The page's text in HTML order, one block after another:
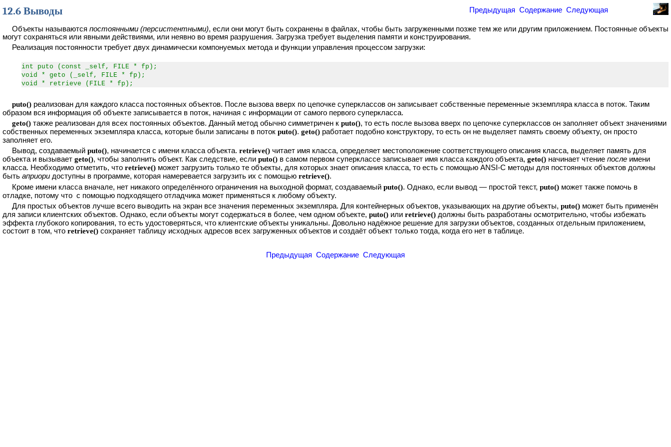
12.6 Выводы Предыдущая Содержание Следующая
Объекты называются постоянными (персистентными), если они могут быть сохранены в файлах, чтобы быть загруженными позже тем же или другим приложением. Постоянные объекты
могут сохраняться или явными действиями, или неявно во время разрушения. Загрузка требует выделения памяти и конструирования.
Реализация постоянности требует двух динамически компонуемых метода и функции управления процессом загрузки:
int puto (const _self, FILE * fp);
void * geto (_self, FILE * fp);
void * retrieve (FILE * fp);
puto() реализован для каждого класса постоянных объектов. После вызова вверх по цепочке суперклассов он записывает собственные переменные экземпляра класса в поток. Таким
образом вся информация об объекте записывается в поток, начиная с информации от самого первого суперкласса.
geto() также реализован для всех постоянных объектов. Данный метод обычно симметричен к puto(), то есть после вызова вверх по цепочке суперклассов он заполняет объект значениями
собственных переменных экземпляра класса, которые были записаны в поток puto(). geto() работает подобно конструктору, то есть он не выделяет память своему объекту, он просто
заполняет его.
Вывод, создаваемый puto(), начинается с имени класса объекта. retrieve() читает имя класса, определяет местоположение соответствующего описания класса, выделяет память для
объекта и вызывает geto(), чтобы заполнить объект. Как следствие, если puto() в самом первом суперклассе записывает имя класса каждого объекта, geto() начинает чтение после имени
класса. Необходимо отметить, что retrieve() может загрузить только те объекты, для которых знает описания класса, то есть с помощью ANSI-C методы для постоянных объектов должны
быть априори доступны в программе, которая намеревается загрузить их с помощью retrieve().
Кроме имени класса вначале, нет никакого определённого ограничения на выходной формат, создаваемый puto(). Однако, если вывод — простой текст, puto() может также помочь в
отладке, потому что с помощью подходящего отладчика может применяться к любому объекту.
Для простых объектов лучше всего выводить на экран все значения переменных экземпляра. Для контейнерных объектов, указывающих на другие объекты, puto() может быть применён
для записи клиентских объектов. Однако, если объекты могут содержаться в более, чем одном объекте, puto() или retrieve() должны быть разработаны осмотрительно, чтобы избежать
эффекта глубокого копирования, то есть удостоверяться, что клиентские объекты уникальны. Довольно надёжное решение для загрузки объектов, созданных отдельным приложением,
состоит в том, что retrieve() сохраняет таблицу исходных адресов всех загруженных объектов и создаёт объект только тогда, когда его нет в таблице.
Предыдущая Содержание Следующая